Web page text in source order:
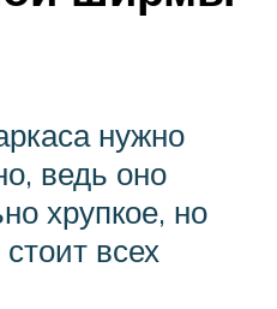
нужно
ведь оно
хрупкое, но
всех